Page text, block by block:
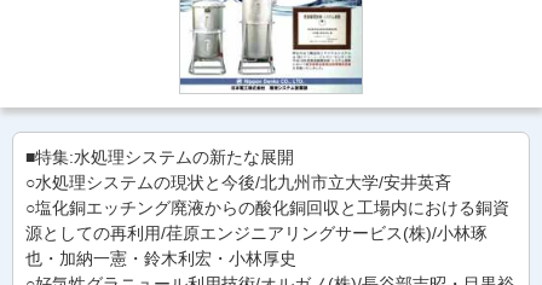
■特集:水処理システムの新たな展開
○水処理システムの現状と今後/北九州市立大学/安井英斉
○塩化銅エッチング廃液からの酸化銅回収と工場内における銅資
源としての再利用/荏原エンジニアリングサービス(株)/小林琢
也・加納一憲・鈴木利宏・小林厚史